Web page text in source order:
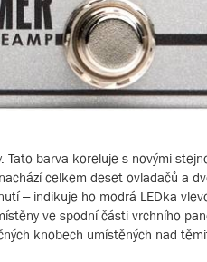
Tato barva koreluje s novými
celkem deset ovladačů a
– indikuje ho modrá LEDka
ve spodní části vrchního
knobech umístěných nad